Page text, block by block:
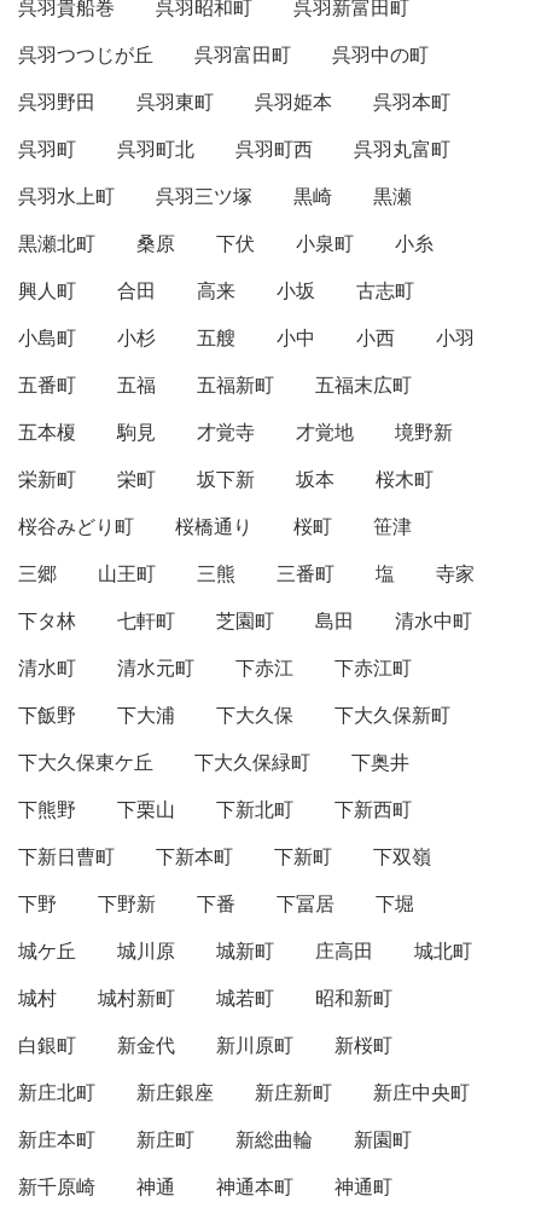
呉羽貴船巻
呉羽昭和町
呉羽新富田町
呉羽つつじが丘
呉羽富田町
呉羽中の町
呉羽野田
呉羽東町 呉羽姫本
呉羽本町
呉羽町
呉羽町北 呉羽町西
呉羽丸富町
呉羽水上町
呉羽三ツ塚 黒崎
黒瀬
黒瀬北町
桑原 下伏 小泉町
小糸
興人町
合田 高来 小坂
古志町
小島町
小杉 五艘 小中 小西
小羽
五番町
五福 五福新町
五福末広町
五本榎
駒見 才覚寺 才覚地
境野新
栄新町
栄町 坂下新 坂本
桜木町
桜谷みどり町
桜橋通り 桜町
笹津
三郷
山王町 三熊 三番町 塩
寺家
下タ林
七軒町 芝園町 島田
清水中町
清水町
清水元町 下赤江
下赤江町
下飯野
下大浦 下大久保
下大久保新町
下大久保東ケ丘
下大久保緑町
下奥井
下熊野
下栗山 下新北町
下新西町
下新日曹町
下新本町 下新町
下双嶺
下野
下野新 下番 下冨居
下堀
城ケ丘
城川原 城新町 庄高田
城北町
城村
城村新町 城若町
昭和新町
白銀町
新金代 新川原町
新桜町
新庄北町
新庄銀座 新庄新町
新庄中央町
新庄本町
新庄町 新総曲輪
新園町
新千原崎
神通 神通本町
神通町